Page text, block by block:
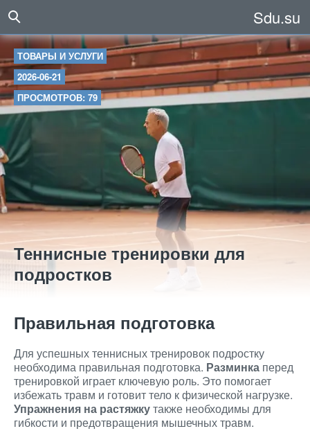
Sdu.su
ТОВАРЫ И УСЛУГИ
2026-06-21
ПРОСМОТРОВ: 79
Теннисные тренировки для
подростков
Правильная подготовка
Для успешных теннисных тренировок подростку
необходима правильная подготовка. Разминка перед
тренировкой играет ключевую роль. Это помогает
избежать травм и готовит тело к физической нагрузке.
Упражнения на растяжкутакже необходимы для
гибкости и предотвращения мышечных травм.